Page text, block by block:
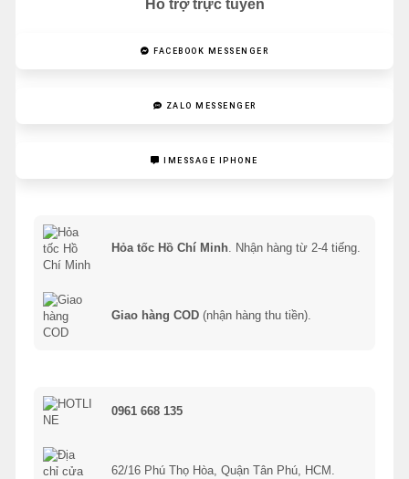
Hỗ trợ trực tuyến
FACEBOOK MESSENGER
ZALO MESSENGER
IMESSAGE IPHONE
Hỏa tốc Hồ Chí Minh. Nhận hàng từ 2-4 tiếng.
Giao hàng COD (nhận hàng thu tiền).
0961 668 135
62/16 Phú Thọ Hòa, Quận Tân Phú, HCM.